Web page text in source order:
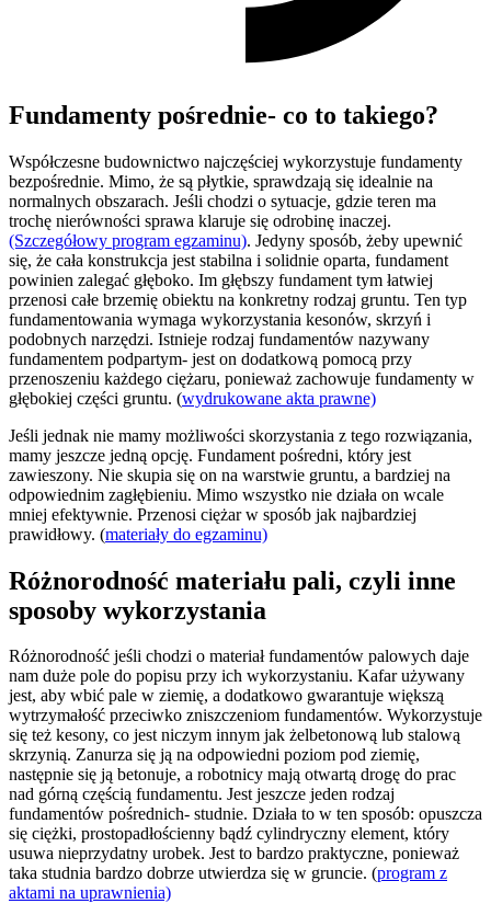
Fundamenty pośrednie- co to takiego?
Współczesne budownictwo najczęściej wykorzystuje fundamenty
bezpośrednie. Mimo, że są płytkie, sprawdzają się idealnie na
normalnych obszarach. Jeśli chodzi o sytuacje, gdzie teren ma
trochę nierówności sprawa klaruje się odrobinę inaczej.
(Szczegółowy program egzaminu). Jedyny sposób, żeby upewnić
się, że cała konstrukcja jest stabilna i solidnie oparta, fundament
powinien zalegać głęboko. Im głębszy fundament tym łatwiej
przenosi całe brzemię obiektu na konkretny rodzaj gruntu. Ten typ
fundamentowania wymaga wykorzystania kesonów, skrzyń i
podobnych narzędzi. Istnieje rodzaj fundamentów nazywany
fundamentem podpartym- jest on dodatkową pomocą przy
przenoszeniu każdego ciężaru, ponieważ zachowuje fundamenty w
głębokiej części gruntu. (wydrukowane akta prawne)
Jeśli jednak nie mamy możliwości skorzystania z tego rozwiązania,
mamy jeszcze jedną opcję. Fundament pośredni, który jest
zawieszony. Nie skupia się on na warstwie gruntu, a bardziej na
odpowiednim zagłębieniu. Mimo wszystko nie działa on wcale
mniej efektywnie. Przenosi ciężar w sposób jak najbardziej
prawidłowy. (materiały do egzaminu)
Różnorodność materiału pali, czyli inne
sposoby wykorzystania
Różnorodność jeśli chodzi o materiał fundamentów palowych daje
nam duże pole do popisu przy ich wykorzystaniu. Kafar używany
jest, aby wbić pale w ziemię, a dodatkowo gwarantuje większą
wytrzymałość przeciwko zniszczeniom fundamentów. Wykorzystuje
się też kesony, co jest niczym innym jak żelbetonową lub stalową
skrzynią. Zanurza się ją na odpowiedni poziom pod ziemię,
następnie się ją betonuje, a robotnicy mają otwartą drogę do prac
nad górną częścią fundamentu. Jest jeszcze jeden rodzaj
fundamentów pośrednich- studnie. Działa to w ten sposób: opuszcza
się ciężki, prostopadłościenny bądź cylindryczny element, który
usuwa nieprzydatny urobek. Jest to bardzo praktyczne, ponieważ
taka studnia bardzo dobrze utwierdza się w gruncie. (program z
aktami na uprawnienia)